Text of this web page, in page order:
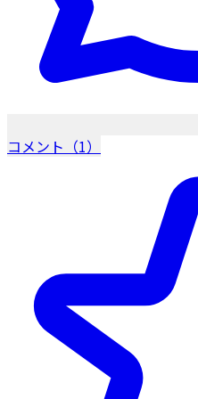
コメント（1）